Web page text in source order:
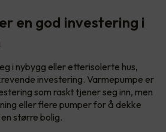
en god investering i
i nybygg eller etterisolerte hus,
investering. Varmepumpe er
som raskt tjener seg inn, men
eller flere pumper for å dekke
større bolig.